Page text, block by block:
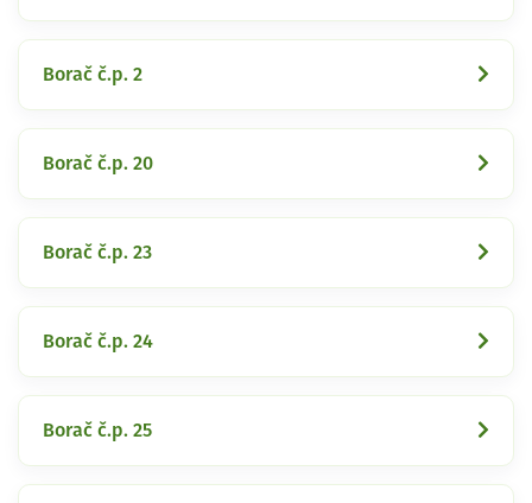
Borač č.p. 2
Borač č.p. 20
Borač č.p. 23
Borač č.p. 24
Borač č.p. 25